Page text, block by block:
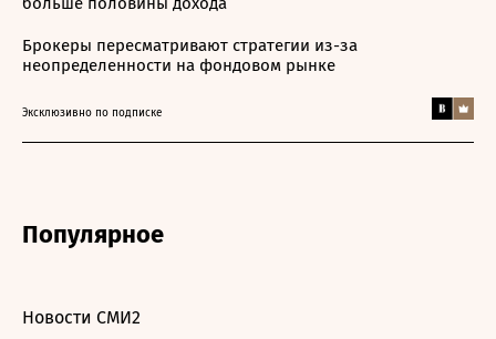
Брокеры пересматривают стратегии из-за
неопределенности на фондовом рынке
Эксклюзивно по подписке
Популярное
Новости СМИ2